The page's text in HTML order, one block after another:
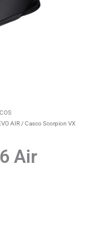
AIR / Casco Scorpion VX
Air